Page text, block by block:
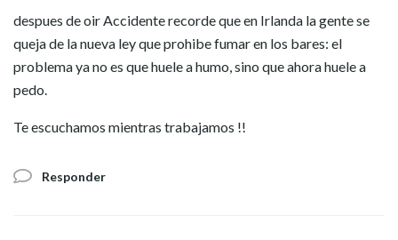
despues de oir Accidente recorde que en Irlanda la gente se
queja de la nueva ley que prohibe fumar en los bares: el
problema ya no es que huele a humo, sino que ahora huele a
pedo.
Te escuchamos mientras trabajamos !!
Responder